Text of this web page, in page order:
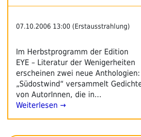
07.10.2006 13:00 (Erstausstrahlung)
Im Herbstprogramm der Edition
EYE – Literatur der Wenigerheiten
erscheinen zwei neue Anthologien:
„Südostwind“ versammelt
von AutorInnen, die in…
Weiterlesen →